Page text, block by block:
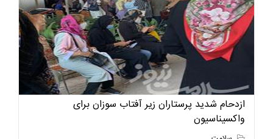
ازدحام شدید پرستاران زیر آفتاب سوزان برای
واکسیناسیون